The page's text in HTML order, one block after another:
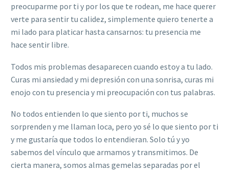
preocuparme por ti y por los que te rodean, me hace querer
verte para sentir tu calidez, simplemente quiero tenerte a
mi lado para platicar hasta cansarnos: tu presencia me
hace sentir libre.
Todos mis problemas desaparecen cuando estoy a tu lado.
Curas mi ansiedad y mi depresión con una sonrisa, curas mi
enojo con tu presencia y mi preocupación con tus palabras.
No todos entienden lo que siento por ti, muchos se
sorprenden y me llaman loca, pero yo sé lo que siento por ti
y me gustaría que todos lo entendieran. Solo tú y yo
sabemos del vínculo que armamos y transmitimos. De
cierta manera, somos almas gemelas separadas por el